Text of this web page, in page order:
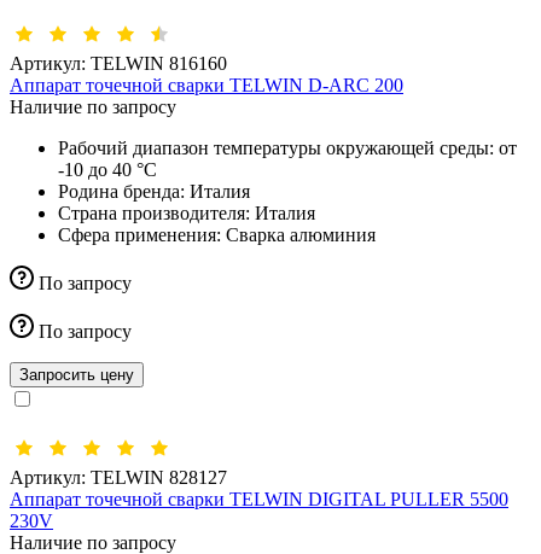
Артикул: TELWIN 816160
Аппарат точечной сварки TELWIN D-ARC 200
Наличие по запросу
Рабочий диапазон температуры окружающей среды: от
-10 до 40 °С
Родина бренда: Италия
Страна производителя: Италия
Сфера применения: Сварка алюминия
По запросу
По запросу
Запросить цену
Артикул: TELWIN 828127
Аппарат точечной сварки TELWIN DIGITAL PULLER 5500
230V
Наличие по запросу